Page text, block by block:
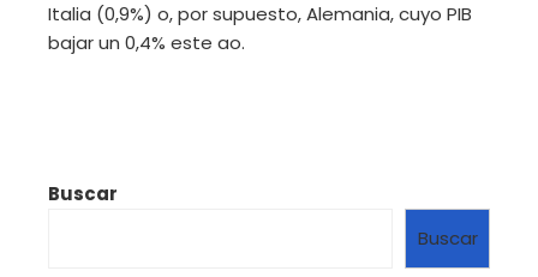
Italia (0,9%) o, por supuesto, Alemania, cuyo PIB
bajar un 0,4% este ao.
Buscar
Buscar